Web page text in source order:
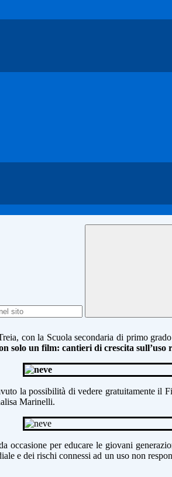
con la Scuolasecondaria di primo
solo un film: cantieri di crescita sull’uso
la possibilità di vedere gratuitamente il
Marinelli.
occasione per educare le giovani
e dei rischi connessi ad un uso non